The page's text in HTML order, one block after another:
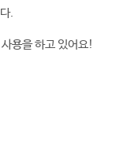
.
용을 하고 있어요!